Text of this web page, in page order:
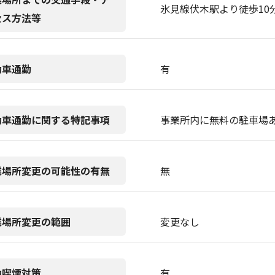
方法等
氷見線伏木駅より徒歩10
通勤 有
通勤に関する特記事項 事業所内に無料の駐車場
所変更の可能性の有無 無
所変更の範囲 変更なし